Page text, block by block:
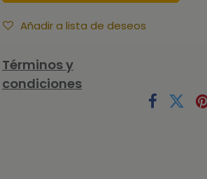
Añadir a lista de deseos
Términos y
condiciones